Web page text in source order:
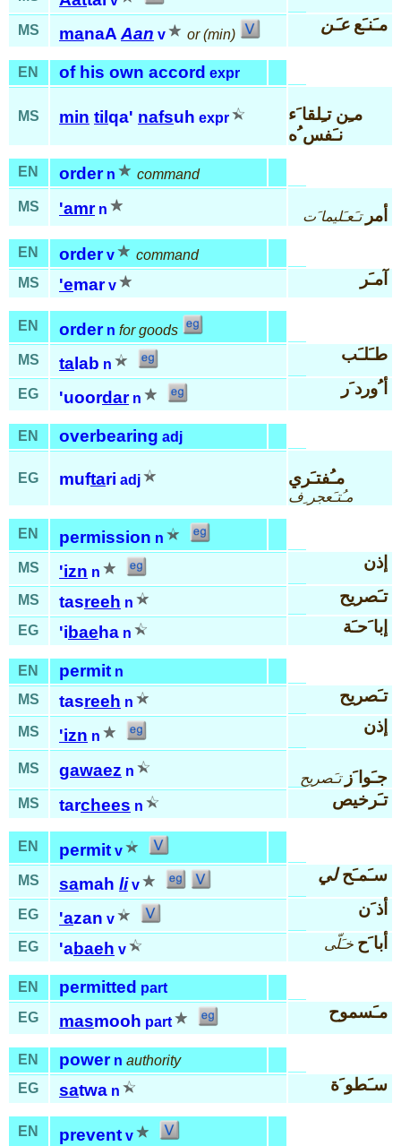
MS manaAAan v or (min)
مـَنـَععـَن
EN of his own accord expr
MS min til qa' nafsuh expr
مـِن تـِلقا َء
نـَفس ُه
EN order n command
MS 'amr n أمر تـَعـَليما َت
EN order v
command
MS
'emar v آمـَر
EN order n for goods
MS
ta lab n
طـَلـَب
EG 'uoordar n
أ ُورد َر
EN overbearing adj
EG muftari adj مـُفتـَري
مـُتـَعجر ِف
EN permission n
MS
'izn n
إذن
MS tasreeh n تـَصريح
EG 'ibaeha n إبا َحـَة
EN permit n
MS
tasreeh n تـَصريح
MS 'izn n
إذن
MS gawaez n جـَوا َز تـَصريح
MS
tarchees n تـَرخيص
EN permit v
MS
samah li v
سـَمـَحلي
EG 'azan v
أذ َن
EG 'abaeh v أبا َح خـَلّى
EN permitted part
EG
masmooh part
مـَسموح
EN power n authority
EG
satwa n سـَطو َة
EN prevent v